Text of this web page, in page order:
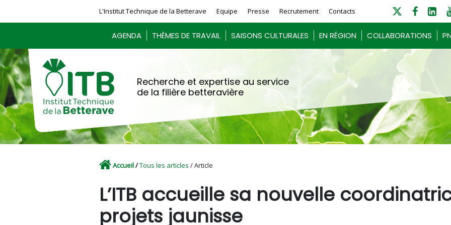
L'Institut Technique de la Betterave Equipe Presse Recrutement Contacts
AGENDA THÈMES DE TRAVAIL SAISONS CULTURALES EN RÉGION COLLABORATIONS
Recherche et expertise au service
de la filière betteravière
Accueil/Tous les articles / Article
L’ITB accueille sa nouvelle
projets jaunisse